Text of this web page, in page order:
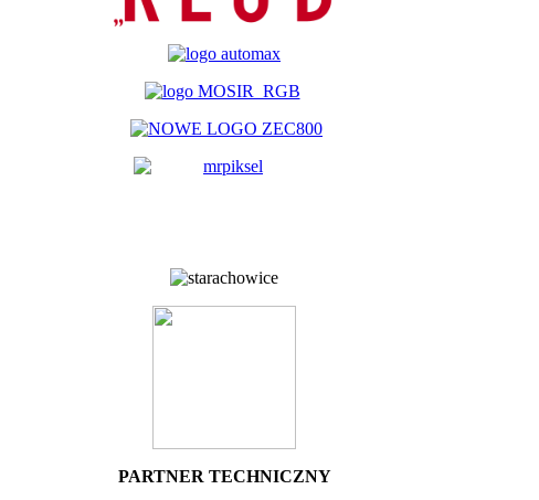
PARTNER TECHNICZNY